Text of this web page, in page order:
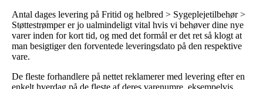
Antal dages levering på Fritid og helbred > Sygeplejetilbehør >
Støttestrømper er jo ualmindeligt vital hvis vi behøver dine nye
varer inden for kort tid, og med det formål er det ret så klogt at
man besigtiger den forventede leveringsdato på den respektive
vare.
De fleste forhandlere på nettet reklamerer med levering efter en
enkelt hverdag på de fleste af deres varenumre, eksempelvis